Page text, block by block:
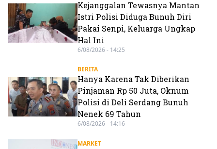
Kejanggalan Tewasnya Mantan
Istri Polisi Diduga Bunuh Diri
Pakai Senpi, Keluarga Ungkap
Hal Ini
6/08/2026 - 14:25
BERITA
Hanya Karena Tak Diberikan
Pinjaman Rp 50 Juta, Oknum
Polisi di Deli Serdang Bunuh
Nenek 69 Tahun
6/08/2026 - 14:16
MARKET